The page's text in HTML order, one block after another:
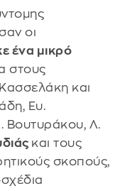
οι
ένα μικρό
στους
και
Ευ.
Βουτυράκου, Λ.
και τους
σκοπούς,